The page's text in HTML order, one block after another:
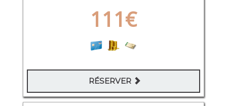
111€
RÉSERVER